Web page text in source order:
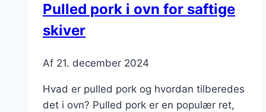
sauce
Pulled pork i ovn for saftige
skiver
Af 21. december 2024
Hvad er pulled pork og hvordan tilberedes
det i ovn? Pulled pork er en populær ret,